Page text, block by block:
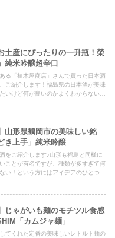
土産にぴったりの一升瓶！榮
純米吟醸超辛口
る「植木屋商店」さんで買った日本酒
ご紹介します！福島県の日本酒が美味
いけど何が良いのかよくわからない！
山形県鶴岡市の美味しい銘
き上手」純米吟醸
をご紹介します♪山形も福島と同様に
ことが有名ですが、種類が多すぎて何
い！という方にはアイデアのひとつと
じゃがいも麺のモチツル食感
「カムジャ麺」
てくれた定番の美味しいレトルト麺の